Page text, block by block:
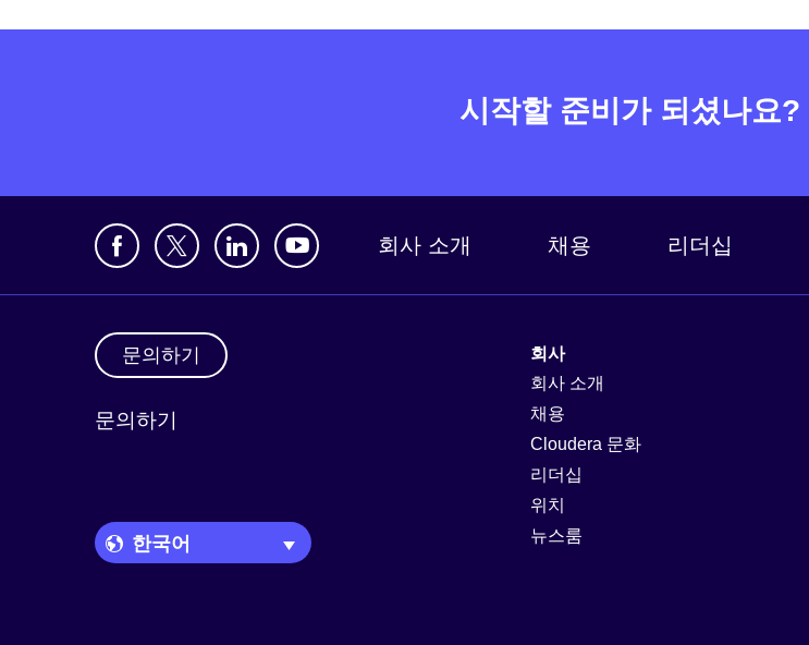
시작할 준비가 되셨나요?
회사 소개 채용 리더십
문의하기
문의하기
Language Picker
회사
회사 소개
채용
Cloudera 문화
리더십
위치
뉴스룸